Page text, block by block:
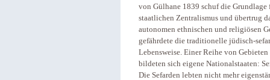
von Gülhane 1839 schuf die
staatlichen Zentralismus und übertrug
autonomen ethnischen und religiösen
gefährdete die traditionelle jüdisch-
Lebensweise. Einer Reihe von
bildeten sich eigene Nationalstaaten:
Die Sefarden lebten nicht mehr